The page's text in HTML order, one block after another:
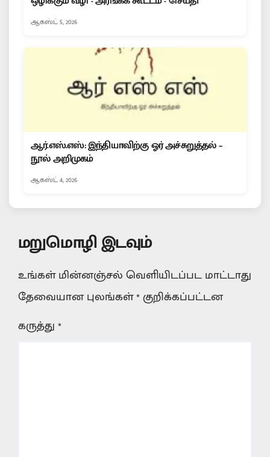
ஆகஸ்ட் 5, 2026
ஆர்.எஸ்.எஸ்: இந்தியாவிற்கு ஓர் அச்சுறுத்தல் –
நூல் அறிமுகம்
ஆகஸ்ட் 4, 2026
மறுமொழி இடவும்
உங்கள் மின்னஞ்சல் வெளியிடப்பட மாட்டாது
தேவையான புலங்கள்*குறிக்கப்பட்டன
கருத்து*